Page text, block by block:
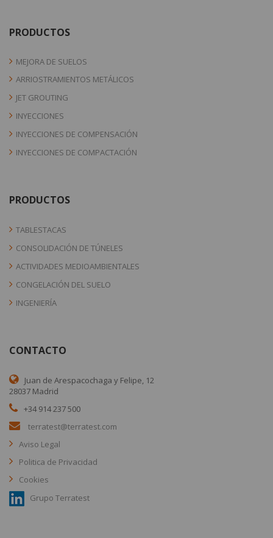
PRODUCTOS
MEJORA DE SUELOS
ARRIOSTRAMIENTOS METÁLICOS
JET GROUTING
INYECCIONES
INYECCIONES DE COMPENSACIÓN
INYECCIONES DE COMPACTACIÓN
PRODUCTOS
TABLESTACAS
CONSOLIDACIÓN DE TÚNELES
ACTIVIDADES MEDIOAMBIENTALES
CONGELACIÓN DEL SUELO
INGENIERÍA
CONTACTO
Juan de Arespacochaga y Felipe, 12
28037 Madrid
+34 914 237 500
terratest@terratest.com
Aviso Legal
Politica de Privacidad
Cookies
Grupo Terratest